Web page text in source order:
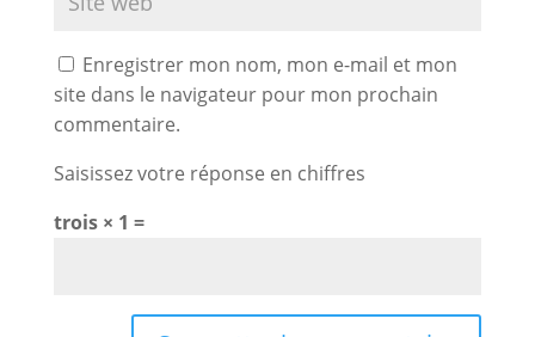
Enregistrer mon nom, mon e-mail et mon
site dans le navigateur pour mon prochain
commentaire.
Saisissez votre réponse en chiffres
trois × 1 =